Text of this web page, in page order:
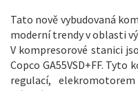
Tato nově vybudovaná
moderní trendy v oblasti
V kompresorové stanici
Copco GA55VSD+FF.
regulací,